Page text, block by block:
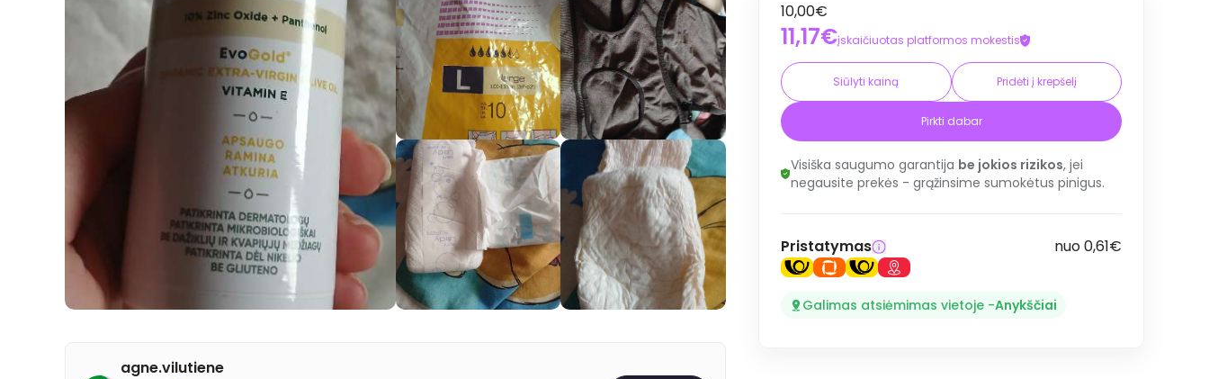
10,00€
11,17€įskaičiuotas platformos mokestis
Siūlyti kainą Pridėti į krepšelį
Pirkti dabar
Visiška saugumo garantija be jokios rizikos, jei
negausite prekės - grąžinsime sumokėtus pinigus.
Pristatymas nuo 0,61€
Galimas atsiėmimas vietoje -Anykščiai
agne.vilutiene